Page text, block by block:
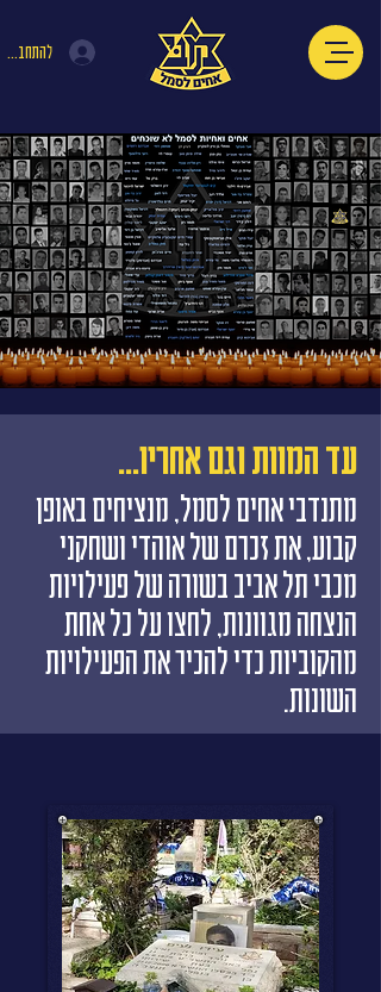
להתחברות
עד המוות וגם אחריו...
מתנדבי אחים לסמל, מנציחים באופן
קבוע, את זכרם של אוהדי ושחקני
מכבי תל אביב בשורה של פעילויות
הנצחה מגוונות, לחצו על כל אחת
מהקוביות כדי להכיר את הפעילויות
השונות.